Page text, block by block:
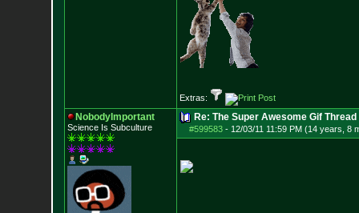
Extras:
NobodyImportant
Science Is Subculture
Re: The Super Awesome Gif Thread
#599583- 12/03/11 11:59 PM (14 years, 8